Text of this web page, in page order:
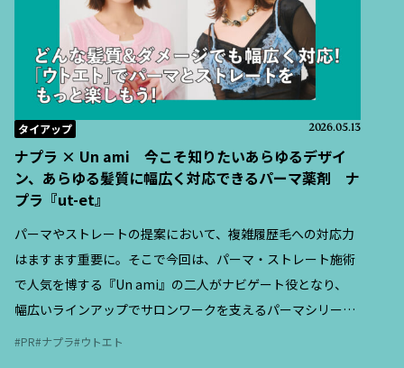
ナプラ × Un ami 今こそ知りたいあらゆるデザイ
ン、あらゆる髪質に幅広く対応できるパーマ薬剤 ナ
プラ『ut-et』
はますます重要に。そこで今回は、パーマ・ストレート施術
で人気を博する『Un ami』の二人がナビゲート役となり、
幅広いラインアップでサロンワークを支えるパーマシリーズ
『ut-et（ウトエト）』の特徴と、現場での活用ポイントを紹
介する。